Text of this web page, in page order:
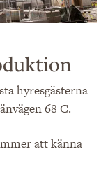
hyresgästerna
68 C.
att känna